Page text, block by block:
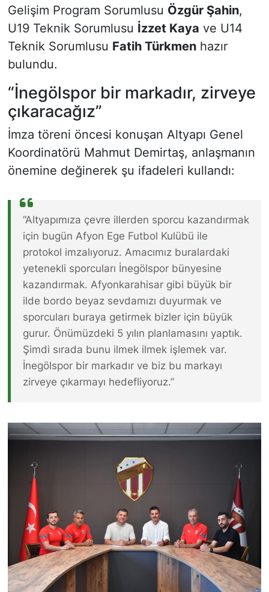
Gelişim Program Sorumlusu Özgür Şahin,
U19 Teknik Sorumlusu İzzet Kaya ve U14
Teknik Sorumlusu Fatih Türkmenhazır
bulundu.
“İnegölspor bir markadır, zirveye
çıkaracağız”
İmza töreni öncesi konuşan Altyapı Genel
Koordinatörü Mahmut Demirtaş, anlaşmanın
önemine değinerek şu ifadeleri kullandı:
“Altyapımıza çevre illerden sporcu kazandırmak
için bugün Afyon Ege Futbol Kulübü ile
protokol imzalıyoruz. Amacımız buralardaki
yetenekli sporcuları İnegölspor bünyesine
kazandırmak. Afyonkarahisar gibi büyük bir
ilde bordo beyaz sevdamızı duyurmak ve
sporcuları buraya getirmek bizler için büyük
gurur. Önümüzdeki 5 yılın planlamasını yaptık.
Şimdi sırada bunu ilmek ilmek işlemek var.
İnegölspor bir markadır ve biz bu markayı
zirveye çıkarmayı hedefliyoruz.”